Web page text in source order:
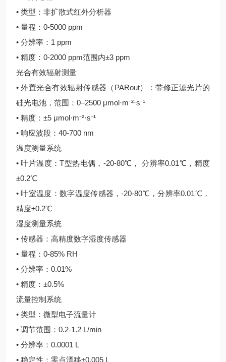
• 类型：非扩散式红外分析器
• 量程：0-5000 ppm
• 分辨率：1 ppm
• 精度：0-2000 ppm范围内±3 ppm
光合有效辐射测量
• 外置光合有效辐射传感器（PARout）：带修正滤光片的
硅光电池，范围：0–2500 μmol·m⁻²·s⁻¹
• 精度：±5 μmol·m⁻²·s⁻¹
• 响应波段：40-700 nm
温度测量系统
• 叶片温度：T型热电偶，-20-80℃， 分辨率0.01℃，精度
±0.2℃
• 叶室温度：数字温度传感器，-20-80℃，分辨率0.01℃，
精度±0.2℃
湿度测量系统
• 传感器：高精度数字湿度传感器
• 量程：0-85% RH
• 分辨率：0.01%
• 精度：±0.5%
流量控制系统
• 类型：微型电子流量计
• 调节范围：0.2-1.2 L/min
• 分辨率：0.0001 L
• 稳定性：零点漂移±0.005 L